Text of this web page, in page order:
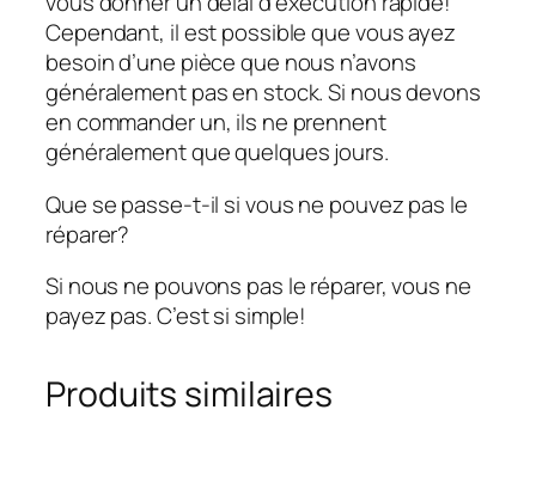
Cependant, il est possible que vous ayez
besoin d’une pièce que nous n’avons
généralement pas en stock. Si nous devons
en commander un, ils ne prennent
généralement que quelques jours.
Que se passe-t-il si vous ne pouvez pas le
réparer?
Si nous ne pouvons pas le réparer, vous ne
payez pas. C’est si simple!
Produits similaires